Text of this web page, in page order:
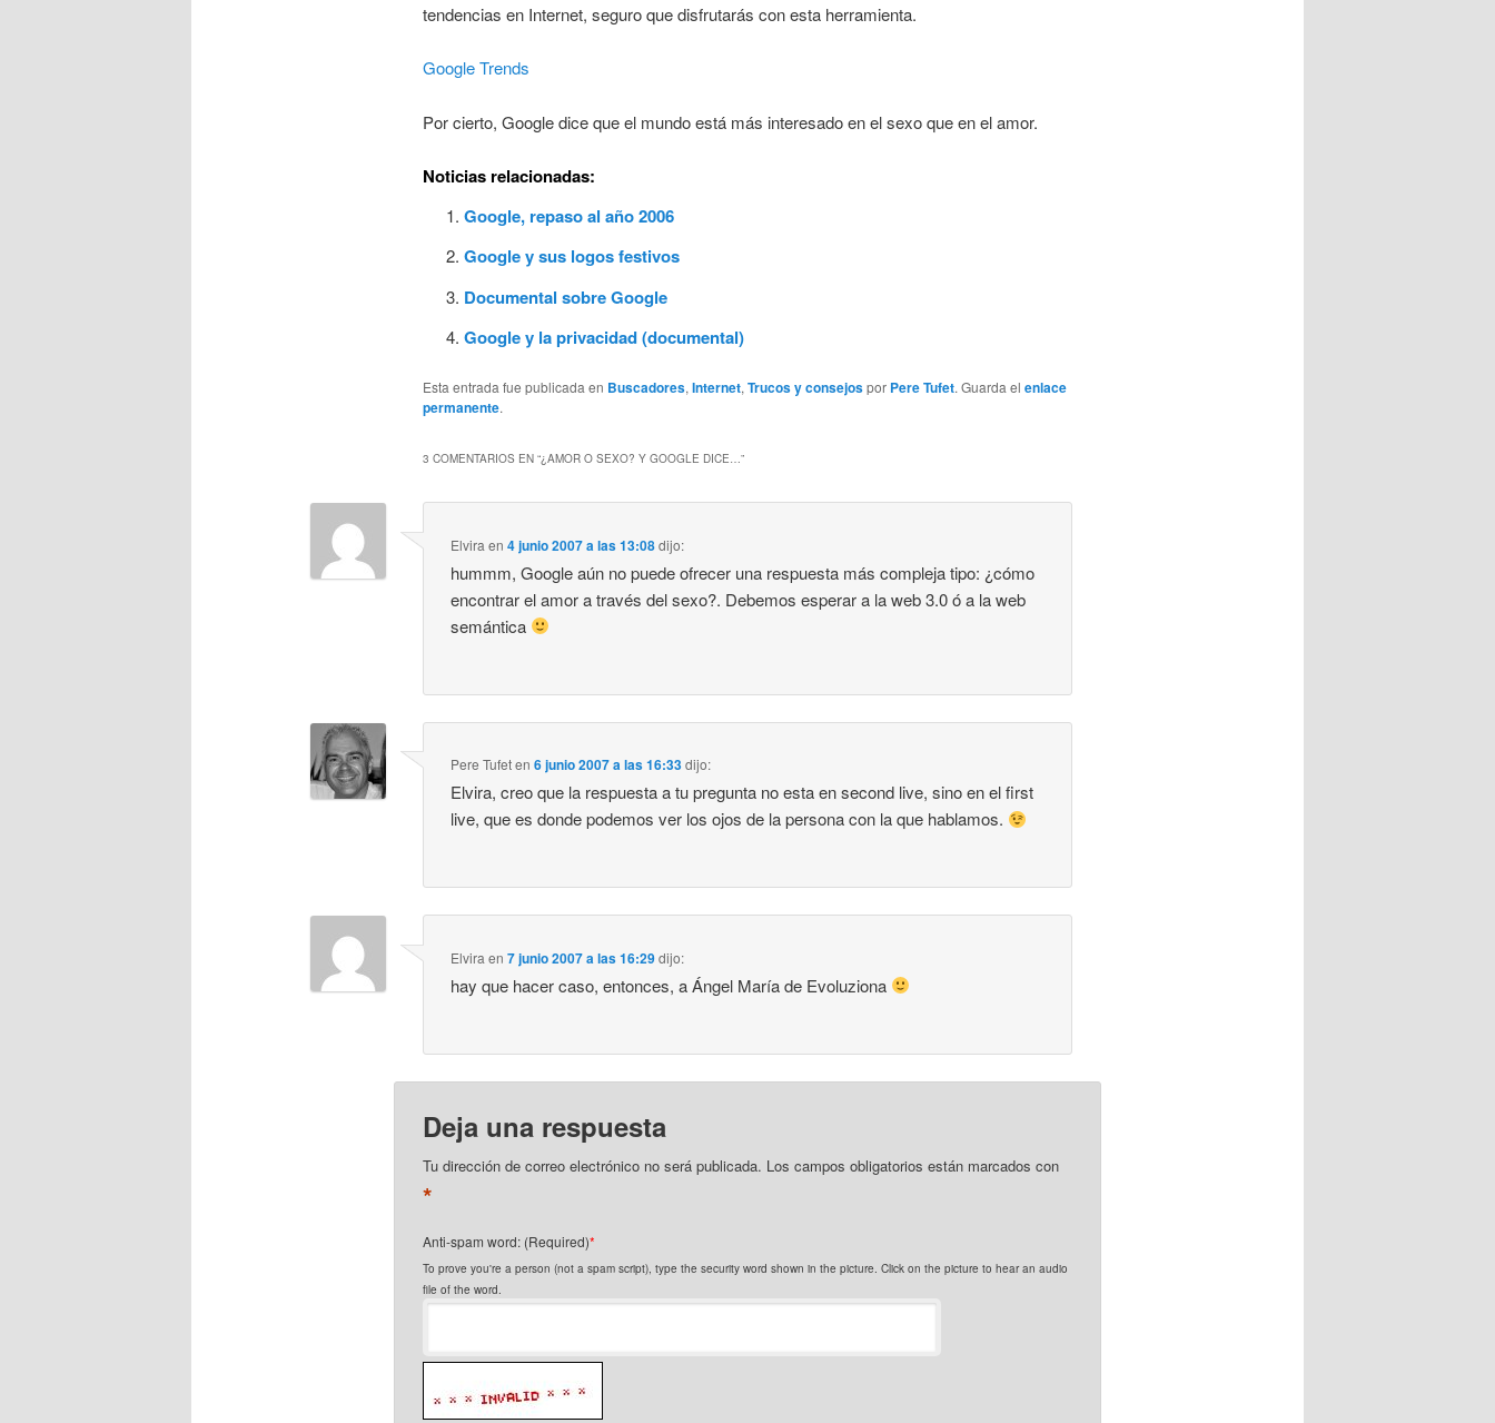
tendencias en Internet, seguro que disfrutarás con esta herramienta.
Google Trends
Por cierto, Google dice que el mundo está más interesado en el sexo que en el amor.
Noticias relacionadas:
Google, repaso al año 2006
Google y sus logos festivos
Documental sobre Google
Google y la privacidad (documental)
Esta entrada fue publicada en Buscadores, Internet, Trucos y consejospor Pere Tufet. Guarda el enlace
permanente.
3 COMENTARIOS EN “¿AMOR O SEXO? Y GOOGLE DICE…”
Elvira en4 junio 2007 a las 13:08dijo:
hummm, Google aún no puede ofrecer una respuesta más compleja tipo: ¿cómo
encontrar el amor a través del sexo?. Debemos esperar a la web 3.0 ó a la web
semántica
Pere Tufeten6 junio 2007 a las 16:33dijo:
Elvira, creo que la respuesta a tu pregunta no esta en second live, sino en el first
live, que es donde podemos ver los ojos de la persona con la que hablamos.
Elvira en7 junio 2007 a las 16:29dijo:
hay que hacer caso, entonces, a Ángel María de Evoluziona
Deja una respuesta
Tu dirección de correo electrónico no será publicada. Los campos obligatorios están marcados con
*
Anti-spam word: (Required)*
To prove you're a person (not a spam script), type the security word shown in the picture. Click on the picture to hear an audio
file of the word.